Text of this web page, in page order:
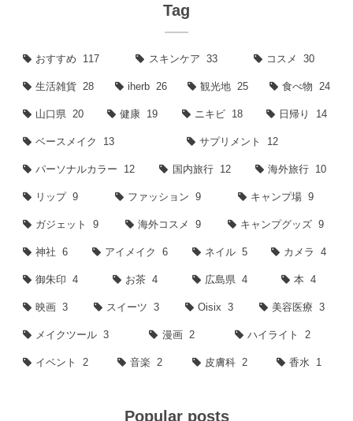
Tag
おすすめ 117 スキンケア 33 コスメ 30
生活雑貨 28 iherb 26 観光地 25 食べ物 24
山口県 20 健康 19 ニキビ 18 日帰り 14
ベースメイク 13 サプリメント 12
パーソナルカラー 12 国内旅行 12 海外旅行 10
リップ 9 ファッション 9 キャンプ場 9
ガジェット 9 海外コスメ 9 キャンプグッズ 9
神社 6 アイメイク 6 ネイル 5 カメラ 4
御朱印 4 お茶 4 広島県 4 本 4
映画 3 スイーツ 3 Oisix 3 美容医療 3
メイクツール 3 漫画 2 ハイライト 2
イベント 2 音楽 2 皮膚科 2 香水 1
Popular posts